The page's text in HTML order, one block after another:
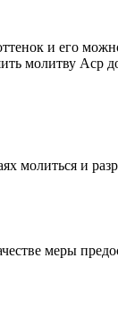
и его
молитву
молиться и
меры